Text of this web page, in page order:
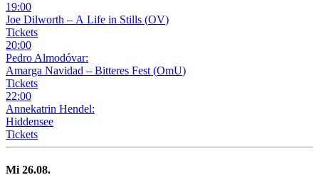
19:00
Joe Dilworth – A Life in Stills (OV)
Tickets
20:00
Pedro Almodóvar:
Amarga Navidad – Bitteres Fest (OmU)
Tickets
22:00
Annekatrin Hendel:
Hiddensee
Tickets
Mi 26.08.